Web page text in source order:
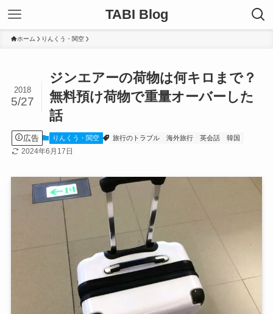
TABI Blog
ホーム りんくう・関空
ジンエアーの荷物は何キロまで？
無料預け荷物で重量オーバーした
話
2018
5/27
広告 りんくう・関空 旅行のトラブル 海外旅行 英会話 韓国
2024年6月17日